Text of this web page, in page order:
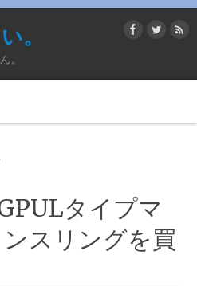
。
。
タイプマ
スリングを買